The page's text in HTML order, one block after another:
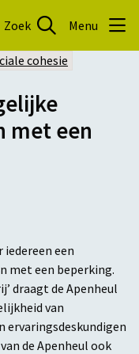
Zoek Menu
cohesie
met een
een
met een beperking.
draagt de Apenheul
van
ervaringsdeskundigen
de Apenheul ook